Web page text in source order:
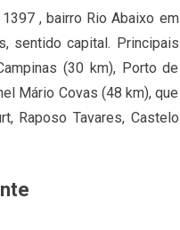
, bairro Rio Abaixo em
sentido capital. Principais
(30 km), Porto de
Mário Covas (48 km), que
Raposo Tavares, Castelo